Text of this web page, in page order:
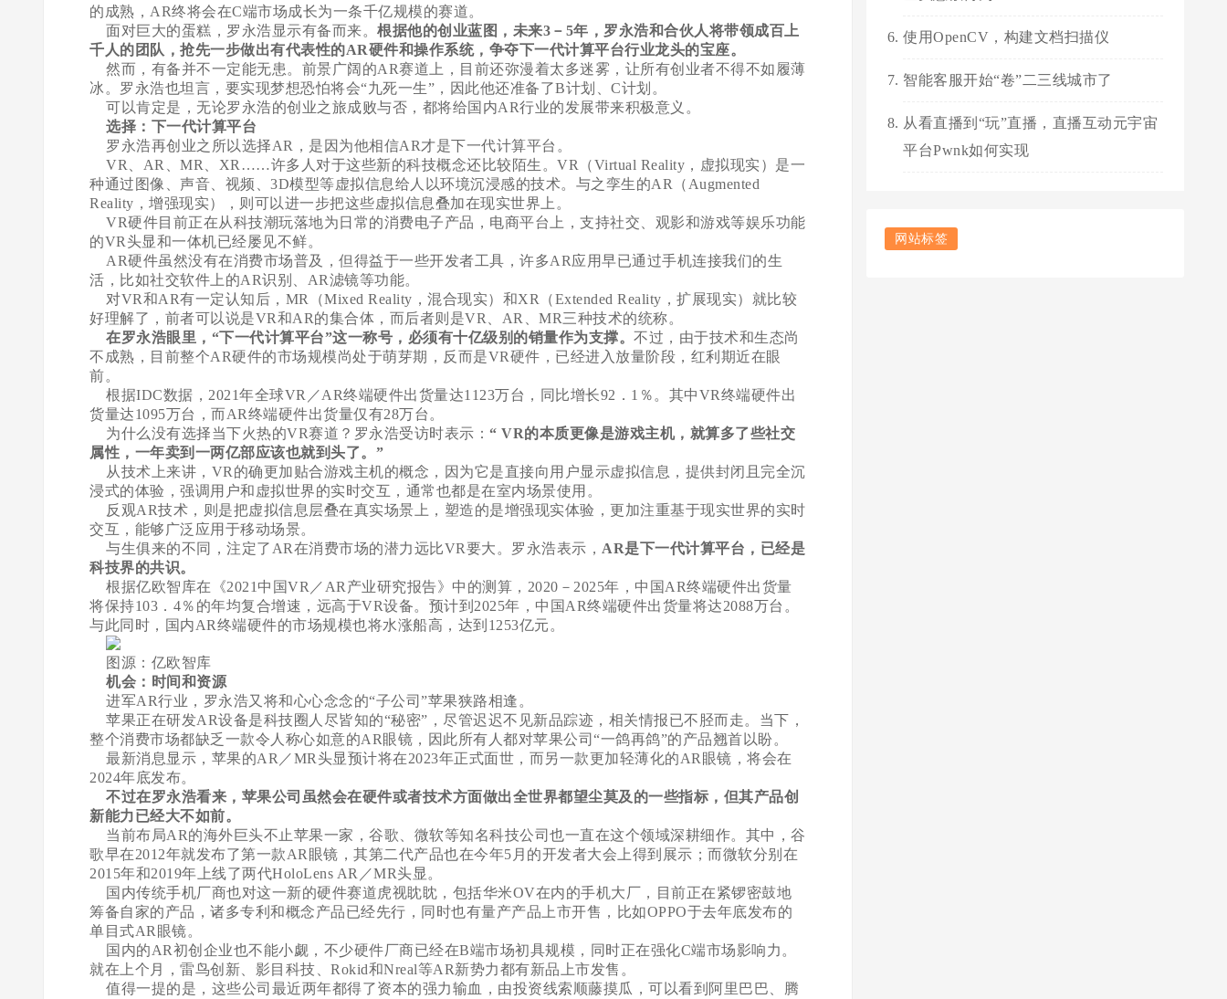
的成熟，AR终将会在C端市场成长为一条千亿规模的赛道。
面对巨大的蛋糕，罗永浩显示有备而来。 根据他的创业蓝图，未来3－5年，罗永浩和合伙人将带领成百上
千人的团队，抢先一步做出有代表性的AR硬件和操作系统，争夺下一代计算平台行业龙头的宝座。
然而，有备并不一定能无患。前景广阔的AR赛道上，目前还弥漫着太多迷雾，让所有创业者不得不如履薄
冰。罗永浩也坦言，要实现梦想恐怕将会“九死一生”，因此他还准备了B计划、C计划。
可以肯定是，无论罗永浩的创业之旅成败与否，都将给国内AR行业的发展带来积极意义。
选择：下一代计算平台
罗永浩再创业之所以选择AR，是因为他相信AR才是下一代计算平台。
VR、AR、MR、XR……许多人对于这些新的科技概念还比较陌生。VR（Virtual Reality，虚拟现实）是一
种通过图像、声音、视频、3D模型等虚拟信息给人以环境沉浸感的技术。与之孪生的AR（Augmented
Reality，增强现实），则可以进一步把这些虚拟信息叠加在现实世界上。
VR硬件目前正在从科技潮玩落地为日常的消费电子产品，电商平台上，支持社交、观影和游戏等娱乐功能
的VR头显和一体机已经屡见不鲜。
AR硬件虽然没有在消费市场普及，但得益于一些开发者工具，许多AR应用早已通过手机连接我们的生
活，比如社交软件上的AR识别、AR滤镜等功能。
对VR和AR有一定认知后，MR（Mixed Reality，混合现实）和XR（Extended Reality，扩展现实）就比较
好理解了，前者可以说是VR和AR的集合体，而后者则是VR、AR、MR三种技术的统称。
在罗永浩眼里，“下一代计算平台”这一称号，必须有十亿级别的销量作为支撑。 不过，由于技术和生态尚
不成熟，目前整个AR硬件的市场规模尚处于萌芽期，反而是VR硬件，已经进入放量阶段，红利期近在眼
前。
根据IDC数据，2021年全球VR／AR终端硬件出货量达1123万台，同比增长92．1％。其中VR终端硬件出
货量达1095万台，而AR终端硬件出货量仅有28万台。
为什么没有选择当下火热的VR赛道？罗永浩受访时表示： “ VR的本质更像是游戏主机，就算多了些社交
属性，一年卖到一两亿部应该也就到头了。”
从技术上来讲，VR的确更加贴合游戏主机的概念，因为它是直接向用户显示虚拟信息，提供封闭且完全沉
浸式的体验，强调用户和虚拟世界的实时交互，通常也都是在室内场景使用。
反观AR技术，则是把虚拟信息层叠在真实场景上，塑造的是增强现实体验，更加注重基于现实世界的实时
交互，能够广泛应用于移动场景。
与生俱来的不同，注定了AR在消费市场的潜力远比VR要大。罗永浩表示， AR是下一代计算平台，已经是
科技界的共识。
根据亿欧智库在《2021中国VR／AR产业研究报告》中的测算，2020－2025年，中国AR终端硬件出货量
将保持103．4％的年均复合增速，远高于VR设备。预计到2025年，中国AR终端硬件出货量将达2088万台。
与此同时，国内AR终端硬件的市场规模也将水涨船高，达到1253亿元。
图源：亿欧智库
机会：时间和资源
进军AR行业，罗永浩又将和心心念念的“子公司”苹果狭路相逢。
苹果正在研发AR设备是科技圈人尽皆知的“秘密”，尽管迟迟不见新品踪迹，相关情报已不胫而走。当下，
整个消费市场都缺乏一款令人称心如意的AR眼镜，因此所有人都对苹果公司“一鸽再鸽”的产品翘首以盼。
最新消息显示，苹果的AR／MR头显预计将在2023年正式面世，而另一款更加轻薄化的AR眼镜，将会在
2024年底发布。
不过在罗永浩看来，苹果公司虽然会在硬件或者技术方面做出全世界都望尘莫及的一些指标，但其产品创
新能力已经大不如前。
当前布局AR的海外巨头不止苹果一家，谷歌、微软等知名科技公司也一直在这个领域深耕细作。其中，谷
歌早在2012年就发布了第一款AR眼镜，其第二代产品也在今年5月的开发者大会上得到展示；而微软分别在
2015年和2019年上线了两代HoloLens AR／MR头显。
国内传统手机厂商也对这一新的硬件赛道虎视眈眈，包括华米OV在内的手机大厂，目前正在紧锣密鼓地
筹备自家的产品，诸多专利和概念产品已经先行，同时也有量产产品上市开售，比如OPPO于去年底发布的
单目式AR眼镜。
国内的AR初创企业也不能小觑，不少硬件厂商已经在B端市场初具规模，同时正在强化C端市场影响力。
就在上个月，雷鸟创新、影目科技、Rokid和Nreal等AR新势力都有新品上市发售。
值得一提的是，这些公司最近两年都得了资本的强力输血，由投资线索顺藤摸瓜，可以看到阿里巴巴、腾
使用OpenCV，构建文档扫描仪
智能客服开始“卷”二三线城市了
从看直播到“玩”直播，直播互动元宇宙
平台Pwnk如何实现
网站标签